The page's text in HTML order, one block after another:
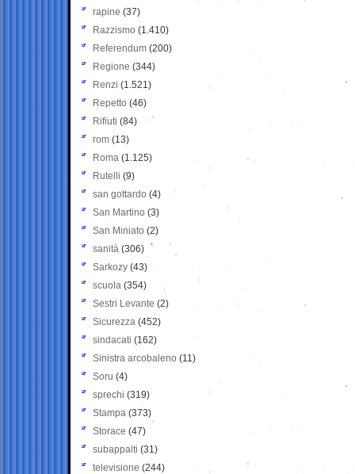
rapine (37)
Razzismo (1.410)
Referendum (200)
Regione (344)
Renzi (1.521)
Repetto (46)
Rifiuti (84)
rom (13)
Roma (1.125)
Rutelli (9)
san gottardo (4)
San Martino (3)
San Miniato (2)
sanità (306)
Sarkozy (43)
scuola (354)
Sestri Levante (2)
Sicurezza (452)
sindacati (162)
Sinistra arcobaleno (11)
Soru (4)
sprechi (319)
Stampa (373)
Storace (47)
subappalti (31)
televisione(244)